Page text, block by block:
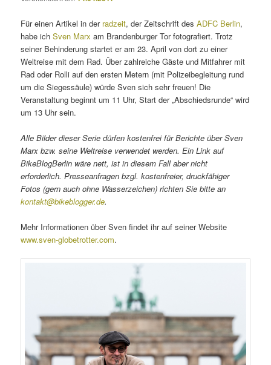
Für einen Artikel in der radzeit, der Zeitschrift desADFC Berlin,
habe ichSven Marx am Brandenburger Tor fotografiert. Trotz
seiner Behinderung startet er am 23. April von dort zu einer
Weltreise mit dem Rad. Über zahlreiche Gäste und Mitfahrer mit
Rad oder Rolli auf den ersten Metern (mit Polizeibegleitung rund
um die Siegessäule) würde Sven sich sehr freuen! Die
Veranstaltung beginnt um 11 Uhr, Start der „Abschiedsrunde“ wird
um 13 Uhr sein.
Alle Bilder dieser Serie dürfen kostenfrei für Berichte über Sven
Marx bzw. seine Weltreise verwendet werden. Ein Link auf
BikeBlogBerlin wäre nett, ist in diesem Fall aber nicht
erforderlich. Presseanfragen bzgl. kostenfreier, druckfähiger
Fotos (gern auch ohne Wasserzeichen) richten Sie bitte an
kontakt@bikeblogger.de.
Mehr Informationen über Sven findet ihr auf seiner Website
www.sven-globetrotter.com.